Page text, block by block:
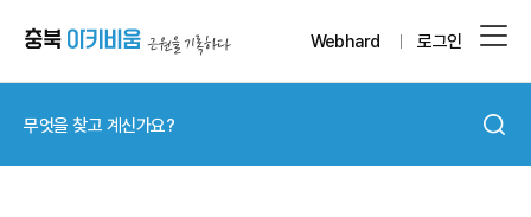
Webhard 로그인